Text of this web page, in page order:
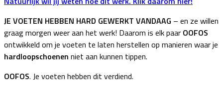
JE VOETEN HEBBEN HARD GEWERKT VANDAAG – en ze willen
graag morgen weer aan het werk! Daarom is elk paar OOFOS
ontwikkeld om je voeten te laten herstellen op manieren waar je
hardloopschoenen niet aan kunnen tippen.
OOFOS. Je voeten hebben dit verdiend.